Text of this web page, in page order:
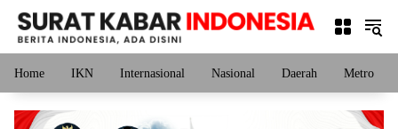
Langsung
konten
Home IKN Internasional Nasional Daerah Metro